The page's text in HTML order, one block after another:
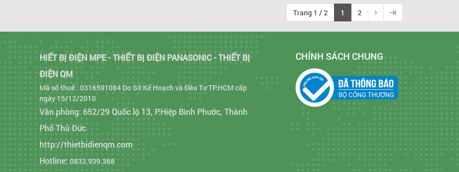
Trang 1 / 2 1 2
HIẾT BỊ ĐIỆN MPE - THIẾT BỊ ĐIỆN PANASONIC - THIẾT BỊ
ĐIỆN QM
Mã số thuế : 0316591084 Do Sở Kế Hoạch và Đầu Tư TP.HCM cấp
ngày 15/12/2010
Văn phòng: 652/29 Quốc lộ 13, P.Hiệp Bình Phước, Thành
Phố Thủ Đức
http://thietbidienqm.com
Hotline: 0833.939.368
CHÍNH SÁCH CHUNG